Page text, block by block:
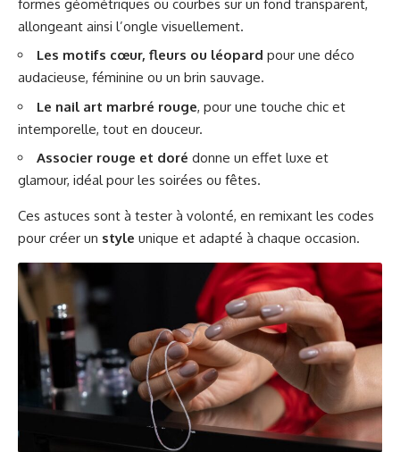
formes géométriques ou courbes sur un fond transparent,
allongeant ainsi l’ongle visuellement.
Les motifs cœur, fleurs ou léopard pour une déco
audacieuse, féminine ou un brin sauvage.
Le nail art marbré rouge, pour une touche chic et
intemporelle, tout en douceur.
Associer rouge et doré donne un effet luxe et
glamour, idéal pour les soirées ou fêtes.
Ces astuces sont à tester à volonté, en remixant les codes
pour créer un style unique et adapté à chaque occasion.